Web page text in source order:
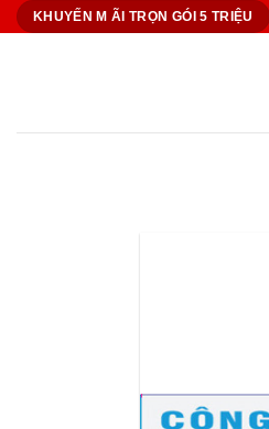
Bỏ
KHUYẾN M ÃI TRỌN GÓI 5 TRIỆU